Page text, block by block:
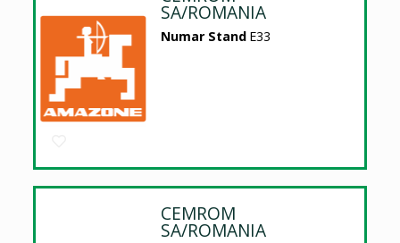
SA/ROMANIA
Numar Stand E33
CEMROM
SA/ROMANIA